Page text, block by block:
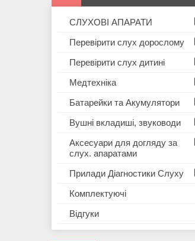
СЛУХОВІ АПАРАТИ
Перевірити слух дорослому
Перевірити слух дитині
Медтехніка
Батарейки та Акумулятори
Вушні вкладиші, звуководи
Аксесуари для догляду за
слух. апаратами
Прилади Діагностики Слуху
Комплектуючі
Відгуки